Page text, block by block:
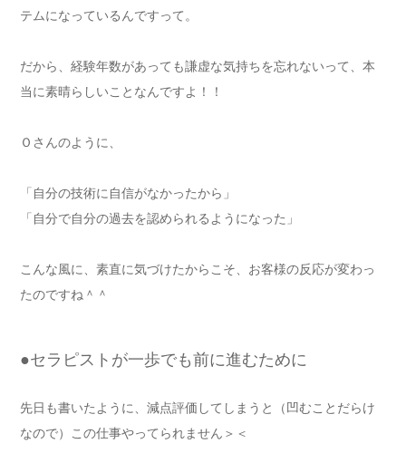
テムになっているんですって。
だから、経験年数があっても謙虚な気持ちを忘れないって、本
当に素晴らしいことなんですよ！！
Ｏさんのように、
「自分の技術に自信がなかったから」
「自分で自分の過去を認められるようになった」
こんな風に、素直に気づけたからこそ、お客様の反応が変わっ
たのですね＾＾
●セラピストが一歩でも前に進むために
先日も書いたように、減点評価してしまうと（凹むことだらけ
なので）この仕事やってられません＞＜